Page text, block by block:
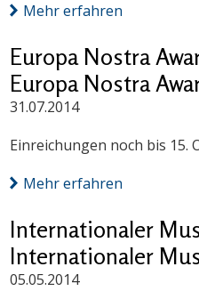
Mehr erfahren
Europa Nostra
Europa Nostra
31.07.2014
Einreichungen noch bis 15.
Mehr erfahren
Internationaler
Internationaler
05.05.2014